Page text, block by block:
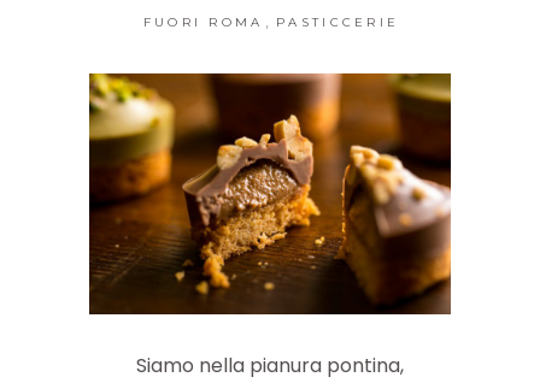
FUORI ROMA PASTICCERIE
Siamo nella pianura pontina,